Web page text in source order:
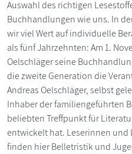
Auswahl des richtigen
Buchhandlungen wie uns. In
wir viel Wert auf individuelle
als fünf Jahrzehnten: Am 1.
Oelschläger seine
die zweite Generation die
Andreas Oelschläger, selbst
Inhaber der familiengeführten
beliebten Treffpunkt für
entwickelt hat. Leserinnen und
finden hier Belletristik und